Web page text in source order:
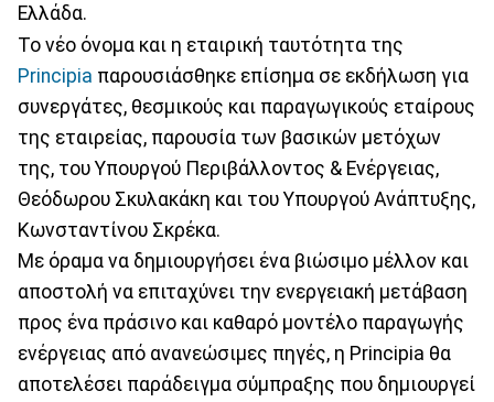
Ελλάδα.
Το νέο όνομα και η εταιρική ταυτότητα της
Principia παρουσιάσθηκε επίσημα σε εκδήλωση για
συνεργάτες, θεσμικούς και παραγωγικούς εταίρους
της εταιρείας, παρουσία των βασικών μετόχων
της, του Υπουργού Περιβάλλοντος & Ενέργειας,
Θεόδωρου Σκυλακάκη και του Υπουργού Ανάπτυξης,
Κωνσταντίνου Σκρέκα.
Με όραμα να δημιουργήσει ένα βιώσιμο μέλλον και
αποστολή να επιταχύνει την ενεργειακή μετάβαση
προς ένα πράσινο και καθαρό μοντέλο παραγωγής
ενέργειας από ανανεώσιμες πηγές, η Principia θα
αποτελέσει παράδειγμα σύμπραξης που δημιουργεί